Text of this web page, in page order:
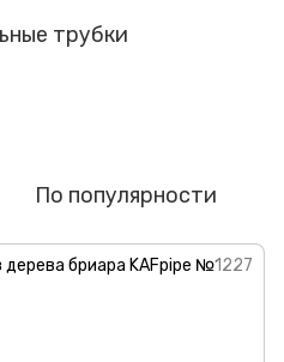
трубки
По популярности